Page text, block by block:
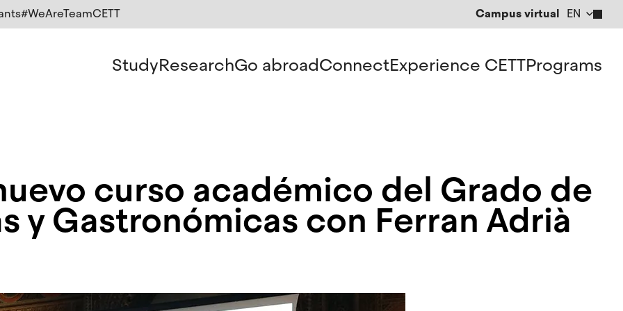
#WeAreTeamCETT Campus virtual EN
CA
StudyResearchGo abroadConnectExperience CETTPrograms
curso académico del Grado de
y Gastronómicas con Ferran Adrià